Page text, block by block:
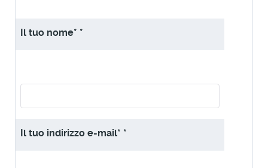
Il tuo nome* *
Il tuo indirizzo e-mail* *